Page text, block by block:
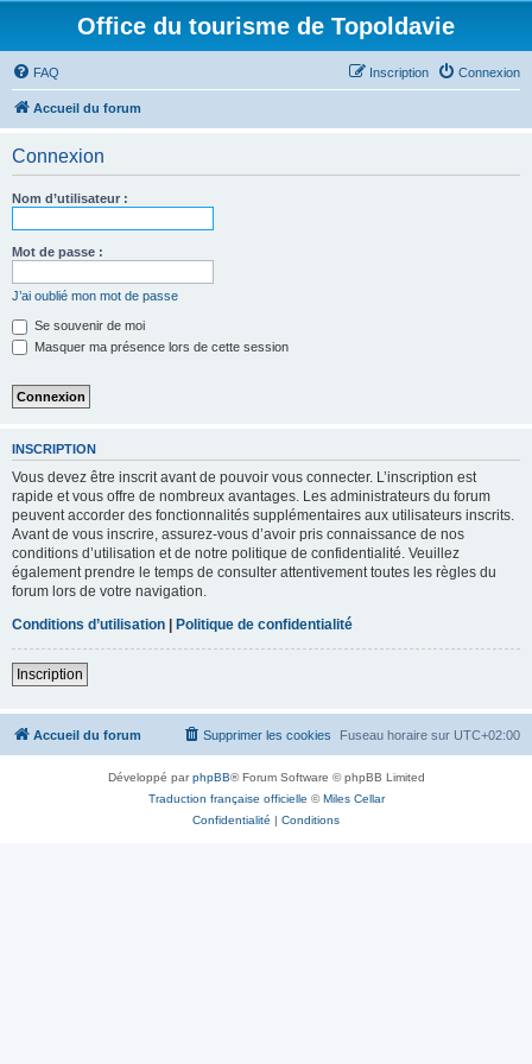
Office du tourisme de Topoldavie
FAQ Connexion
Inscription
Accueil du forum
Connexion
Nom d’utilisateur :
Mot de passe :
J’ai oublié mon mot de passe
Se souvenir de moi
Masquer ma présence lors de cette session
INSCRIPTION
Vous devez être inscrit avant de pouvoir vous connecter. L’inscription est
rapide et vous offre de nombreux avantages. Les administrateurs du forum
peuvent accorder des fonctionnalités supplémentaires aux utilisateurs inscrits.
Avant de vous inscrire, assurez-vous d’avoir pris connaissance de nos
conditions d’utilisation et de notre politique de confidentialité. Veuillez
également prendre le temps de consulter attentivement toutes les règles du
forum lors de votre navigation.
Conditions d’utilisation | Politique de confidentialité
Inscription
Accueil du forum Fuseau horaire sur UTC+02:00
Supprimer les cookies
Développé parphpBB® Forum Software © phpBB Limited
Traduction française officielle ©Miles Cellar
Confidentialité | Conditions